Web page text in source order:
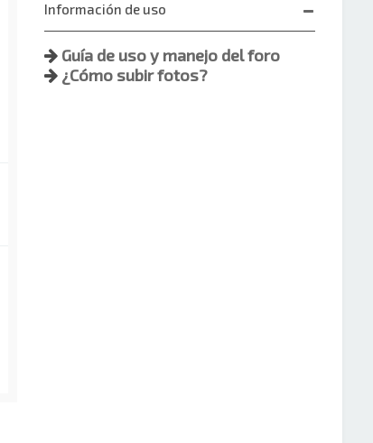
Información de uso
Guía de uso y manejo del foro
¿Cómo subir fotos?